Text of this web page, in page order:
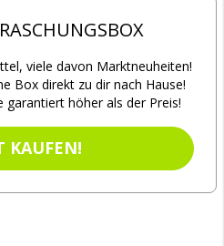
viele davon Marktneuheiten!
Box direkt zu dir nach Hause!
höher als der Preis!
KAUFEN!